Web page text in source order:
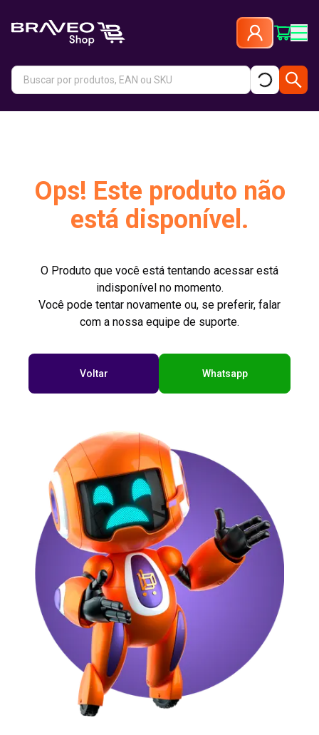
Ops! Este produto não
está disponível.
O Produto que você está tentando acessar está
indisponível no momento.
Você pode tentar novamente ou, se preferir, falar
com a nossa equipe de suporte.
Voltar Whatsapp